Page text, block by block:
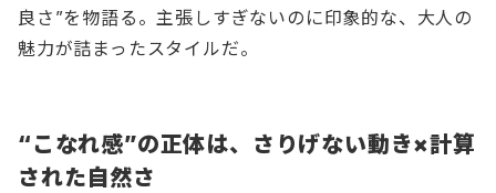
良さ”を物語る。主張しすぎないのに印象的な、大人の
魅力が詰まったスタイルだ。
“こなれ感”の正体は、さりげない動き×計算
された自然さ